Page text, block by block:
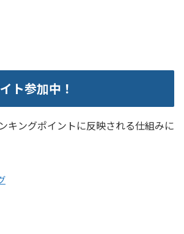
ト参加中！
キングポイントに反映される仕組みに